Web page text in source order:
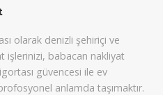
olarak denizli şehiriçi ve
işlerinizi, babacan nakliyat
güvencesi ile ev
profosyonel anlamda taşımaktır.